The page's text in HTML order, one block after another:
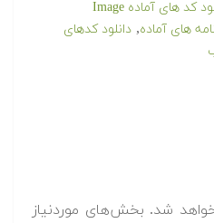
دانلود کد های آماده Image
های آماده, دانلود کدهای
شد. بخش‌های موردنیاز